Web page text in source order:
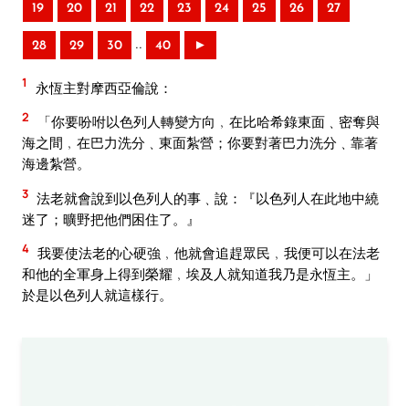
19 20 21 22 23 24 25 26 27
28 29 30 .. 40 ►
1 永恆主對摩西亞倫說：
2
「你要吩咐以色列人轉變方向﹐在比哈希錄東面﹑密奪與
海之間﹐在巴力洗分﹑東面紮營；你要對著巴力洗分﹑靠著
海邊紮營。
3 法老就會說到以色列人的事﹑說：『以色列人在此地中繞
迷了；曠野把他們困住了。』
4 我要使法老的心硬強﹐他就會追趕眾民﹐我便可以在法老
和他的全軍身上得到榮耀﹐埃及人就知道我乃是永恆主。」
於是以色列人就這樣行。